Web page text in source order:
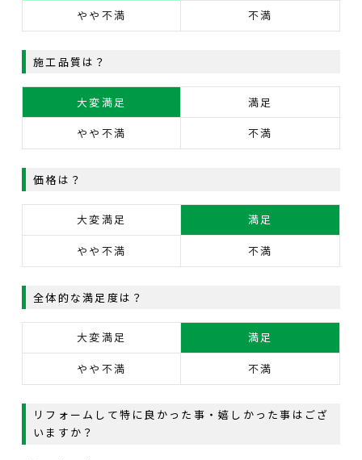
やや不満 不満
施工品質は？
大変満足 満足
やや不満 不満
価格は？
大変満足 満足
やや不満 不満
全体的な満足度は？
大変満足 満足
やや不満 不満
リフォームして特に良かった事・嬉しかった事はござ
いますか？